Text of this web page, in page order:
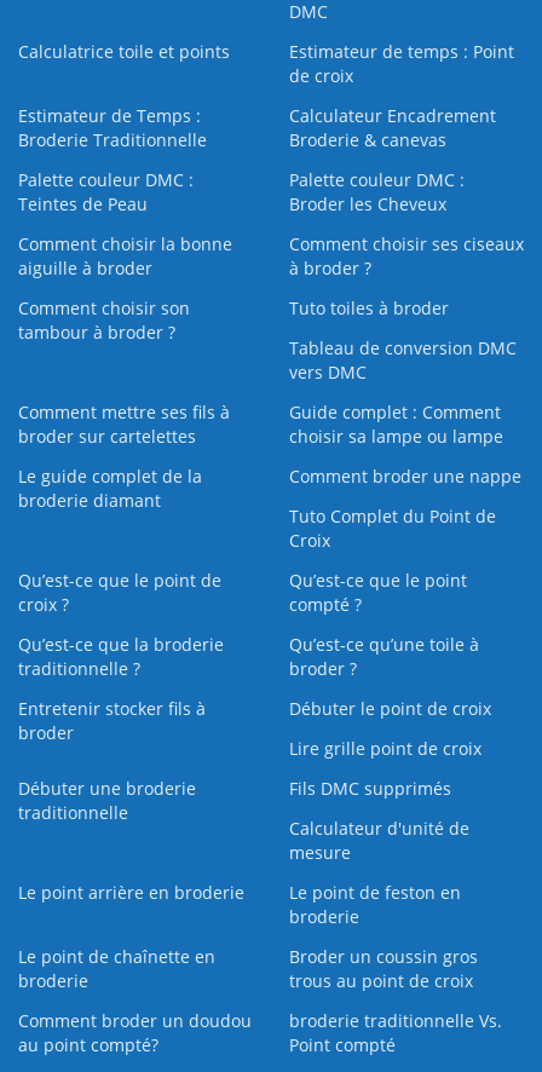
DMC
Calculatrice toile et points
Estimateur de temps : Point
de croix
Estimateur de Temps :
Broderie Traditionnelle
Calculateur Encadrement
Broderie & canevas
Palette couleur DMC :
Teintes de Peau
Palette couleur DMC :
Broder les Cheveux
Comment choisir la bonne
aiguille à broder
Comment choisir ses ciseaux
à broder ?
Comment choisir son
tambour à broder ?
Tuto toiles à broder
Tableau de conversion DMC
vers DMC
Comment mettre ses fils à
broder sur cartelettes
Guide complet : Comment
choisir sa lampe ou lampe
Le guide complet de la
broderie diamant
Comment broder une nappe
Tuto Complet du Point de
Croix
Qu’est-ce que le point de
croix ?
Qu’est-ce que le point
compté ?
Qu’est-ce que la broderie
traditionnelle ?
Qu’est‑ce qu’une toile à
broder ?
Entretenir stocker fils à
broder
Débuter le point de croix
Lire grille point de croix
Débuter une broderie
traditionnelle
Fils DMC supprimés
Calculateur d'unité de
mesure
Le point arrière en broderie
Le point de feston en
broderie
Le point de chaînette en
broderie
Broder un coussin gros
trous au point de croix
Comment broder un doudou
au point compté?
broderie traditionnelle Vs.
Point compté